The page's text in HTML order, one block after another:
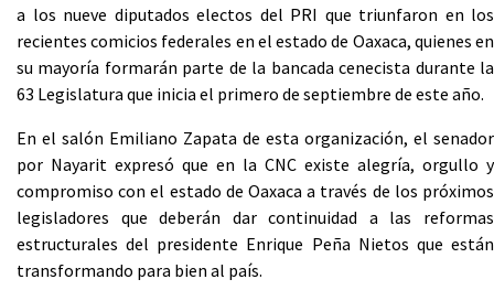
a los nueve diputados electos del PRI que triunfaron en los
recientes comicios federales en el estado de Oaxaca, quienes en
su mayoría formarán parte de la bancada cenecista durante la
63 Legislatura que inicia el primero de septiembre de este año.
En el salón Emiliano Zapata de esta organización, el senador
por Nayarit expresó que en la CNC existe alegría, orgullo y
compromiso con el estado de Oaxaca a través de los próximos
legisladores que deberán dar continuidad a las reformas
estructurales del presidente Enrique Peña Nietos que están
transformando para bien al país.